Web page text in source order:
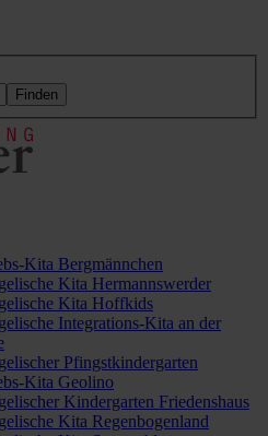
Kita Bergmännchen
Kita Hermannswerder
Kita Hoffkids
Integrations-Kita an der
Pfingstkindergarten
Kita Geolino
Kindergarten Friedenshaus
Kita Regenbogenland